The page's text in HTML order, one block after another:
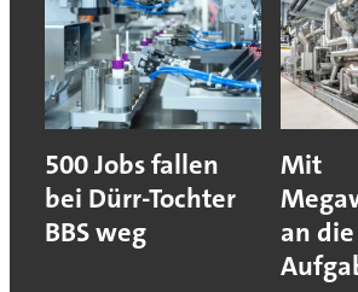
500 Jobs fallen
bei Dürr-Tochter
BBS weg
Mit
an